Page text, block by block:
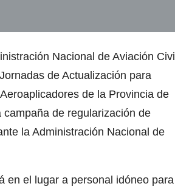
Nacional de Aviación Civil
de Actualización para
de la Provincia de
de regularización de
la Administración Nacional de
en el lugar a personal idóneo para